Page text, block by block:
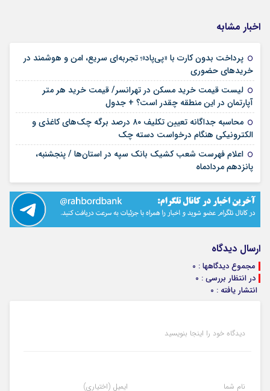
اخبار مشابه
پرداخت بدون کارت با «پی‌پاد»؛ تجربه‌ای سریع، امن و هوشمند در
خریدهای حضوری
لیست قیمت خرید مسکن در تهرانسر/ قیمت خرید هر متر
آپارتمان در این منطقه چقدر است؟ + جدول
محاسبه جداگانه تعیین تکلیف ۸۰ درصد برگه چک‌های کاغذی و
الکترونیکی هنگام درخواست دسته چک
اعلام فهرست شعب کشیک بانک سپه در استان‌ها / پنجشنبه،
پانزدهم مردادماه
ارسال دیدگاه
مجموع دیدگاهها : 0
در انتظار بررسی : 0
انتشار یافته : 0
دیدگاه خود را اینجا بنویسید
نام شما ایمیل (اختیاری)